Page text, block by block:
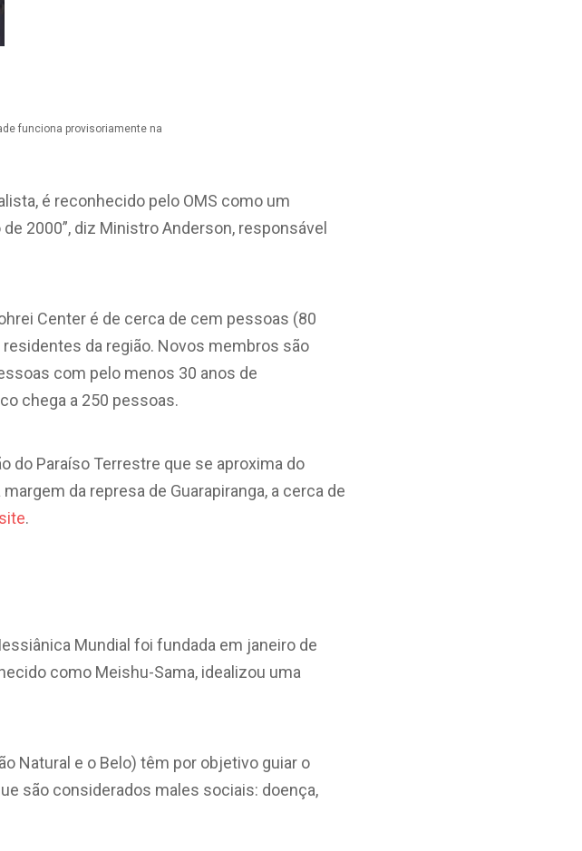
funciona provisoriamente na
é reconhecido pelo OMS como um
2000”, diz Ministro Anderson, responsável
Center é de cerca de cem pessoas (80
da região. Novos membros são
com pelo menos 30 anos de
chega a 250 pessoas.
do Paraíso Terrestre que se aproxima do
da represa de Guarapiranga, a cerca de
site.
Mundial foi fundada em janeiro de
como Meishu-Sama, idealizou uma
Natural e o Belo) têm por objetivo guiar o
são considerados males sociais: doença,